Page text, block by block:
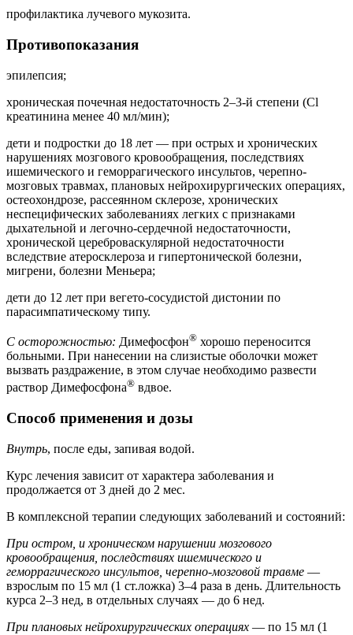
профилактика лучевого мукозита.
Противопоказания
эпилепсия;
хроническая почечная недостаточность 2–3-й степени (Cl
креатинина менее 40 мл/мин);
дети и подростки до 18 лет — при острых и хронических
нарушениях мозгового кровообращения, последствиях
ишемического и геморрагического инсультов, черепно-
мозговых травмах, плановых нейрохирургических операциях,
остеохондрозе, рассеянном склерозе, хронических
неспецифических заболеваниях легких с признаками
дыхательной и легочно-сердечной недостаточности,
хронической цереброваскулярной недостаточности
вследствие атеросклероза и гипертонической болезни,
мигрени, болезни Меньера;
дети до 12 лет при вегето-сосудистой дистонии по
парасимпатическому типу.
С осторожностью: Димефосфон® хорошо переносится
больными. При нанесении на слизистые оболочки может
вызвать раздражение, в этом случае необходимо развести
раствор Димефосфона® вдвое.
Способ применения и дозы
Внутрь, после еды, запивая водой.
Курс лечения зависит от характера заболевания и
продолжается от 3 дней до 2 мес.
В комплексной терапии следующих заболеваний и состояний:
При остром, и хроническом нарушении мозгового
кровообращения, последствиях ишемического и
геморрагического инсультов, черепно-мозговой травме —
взрослым по 15 мл (1 ст.ложка) 3–4 раза в день. Длительность
курса 2–3 нед, в отдельных случаях — до 6 нед.
При плановых нейрохирургических операциях — по 15 мл (1